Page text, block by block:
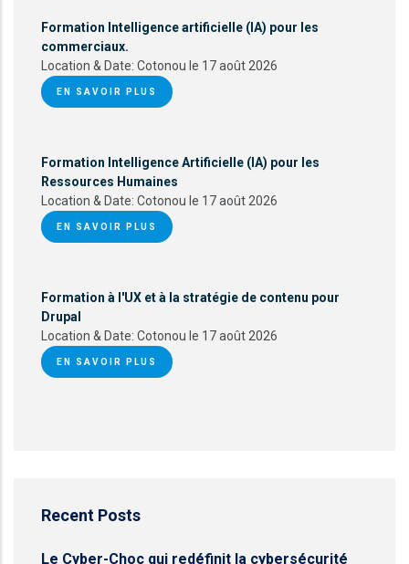
Formation Intelligence artificielle (IA) pour les
commerciaux.
Location & Date: Cotonou le 17 août 2026
EN SAVOIR PLUS
Formation Intelligence Artificielle (IA) pour les
Ressources Humaines
Location & Date: Cotonou le 17 août 2026
EN SAVOIR PLUS
Formation à l'UX et à la stratégie de contenu pour
Drupal
Location & Date: Cotonou le 17 août 2026
EN SAVOIR PLUS
Recent Posts
Le Cyber-Choc qui redéfinit la cybersécurité